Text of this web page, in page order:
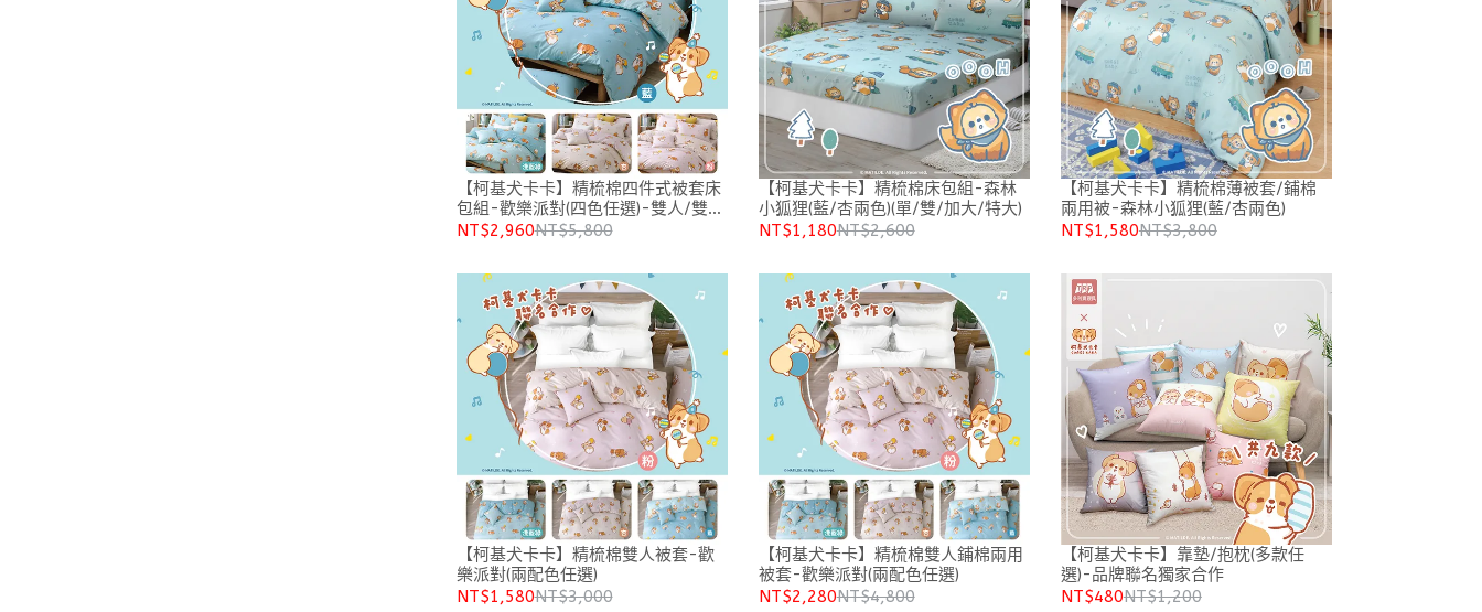
【柯基犬卡卡】精梳棉四件式被套床
包組-歡樂派對(四色任選)-雙人/雙人
加大
NT$2,960NT$5,800
【柯基犬卡卡】精梳棉床包組-森林
小狐狸(藍/杏兩色)(單/雙/加大/特大)
NT$1,180NT$2,600
【柯基犬卡卡】精梳棉薄被套/鋪棉
兩用被-森林小狐狸(藍/杏兩色)
NT$1,580NT$3,800
【柯基犬卡卡】精梳棉雙人被套-歡
樂派對(兩配色任選)
NT$1,580NT$3,000
【柯基犬卡卡】精梳棉雙人鋪棉兩用
被套-歡樂派對(兩配色任選)
NT$2,280NT$4,800
【柯基犬卡卡】靠墊/抱枕(多款任
選)-品牌聯名獨家合作
NT$480NT$1,200